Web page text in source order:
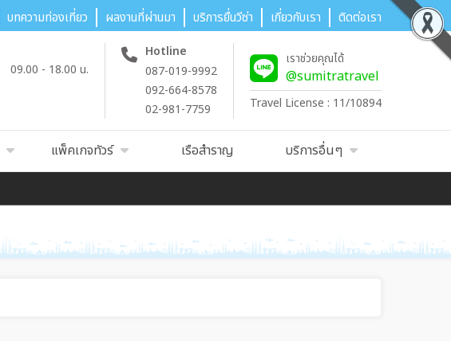
บทความท่องเที่ยว ผลงานที่ผ่านมา บริการยื่นวีซ่า เกี่ยวกับเรา ติดต่อเรา
09.00 - 18.00 น.
Hotline
087-019-9992
092-664-8578
02-981-7759
เราช่วยคุณได้
@sumitratravel
Travel License : 11/10894
แพ็คเกจทัวร์ เรือสำราญ บริการอื่นๆ